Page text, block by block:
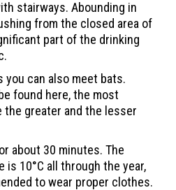
stairways. Abounding in
from the closed area of
part of the drinking
you can also meet bats.
found here, the most
greater and the lesser
about 30 minutes. The
is 10°C all through the year,
to wear proper clothes.